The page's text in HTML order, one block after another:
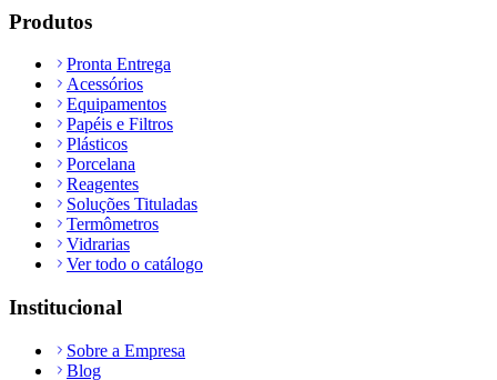
Produtos
Pronta Entrega
Acessórios
Equipamentos
Papéis e Filtros
Plásticos
Porcelana
Reagentes
Soluções Tituladas
Termômetros
Vidrarias
Ver todo o catálogo
Institucional
Sobre a Empresa
Blog